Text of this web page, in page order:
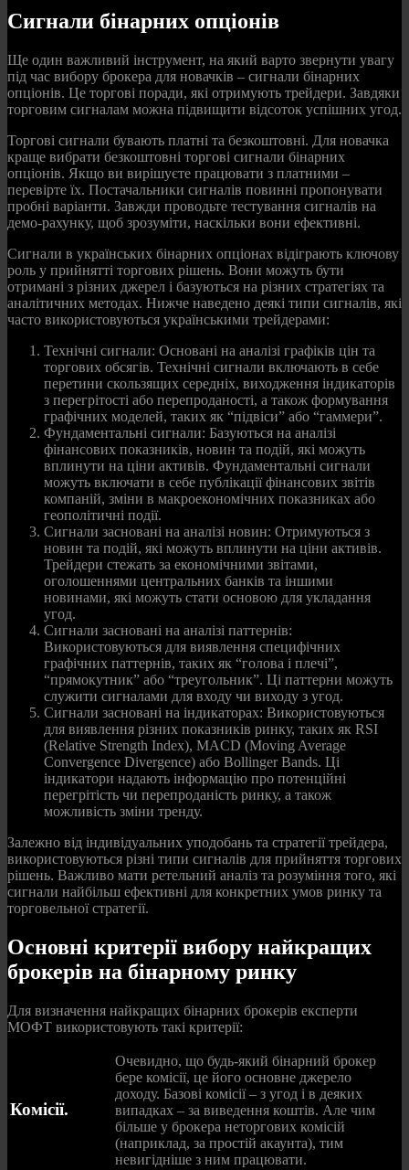
Сигнали бінарних опціонів
Ще один важливий інструмент, на який варто звернути увагу
під час вибору брокера для новачків – сигнали бінарних
опціонів. Це торгові поради, які отримують трейдери. Завдяки
торговим сигналам можна підвищити відсоток успішних угод.
Торгові сигнали бувають платні та безкоштовні. Для новачка
краще вибрати безкоштовні торгові сигнали бінарних
опціонів. Якщо ви вирішуєте працювати з платними –
перевірте їх. Постачальники сигналів повинні пропонувати
пробні варіанти. Завжди проводьте тестування сигналів на
демо-рахунку, щоб зрозуміти, наскільки вони ефективні.
Сигнали в українських бінарних опціонах відіграють ключову
роль у прийнятті торгових рішень. Вони можуть бути
отримані з різних джерел і базуються на різних стратегіях та
аналітичних методах. Нижче наведено деякі типи сигналів, які
часто використовуються українськими трейдерами:
Технічні сигнали: Основані на аналізі графіків цін та
торгових обсягів. Технічні сигнали включають в себе
перетини скользящих середніх, виходження індикаторів
з перегрітості або перепроданості, а також формування
графічних моделей, таких як “підвіси” або “гаммери”.
Фундаментальні сигнали: Базуються на аналізі
фінансових показників, новин та подій, які можуть
вплинути на ціни активів. Фундаментальні сигнали
можуть включати в себе публікації фінансових звітів
компаній, зміни в макроекономічних показниках або
геополітичні події.
Сигнали засновані на аналізі новин: Отримуються з
новин та подій, які можуть вплинути на ціни активів.
Трейдери стежать за економічними звітами,
оголошеннями центральних банків та іншими
новинами, які можуть стати основою для укладання
угод.
Сигнали засновані на аналізі паттернів:
Використовуються для виявлення специфічних
графічних паттернів, таких як “голова і плечі”,
“прямокутник” або “треугольник”. Ці паттерни можуть
служити сигналами для входу чи виходу з угод.
Сигнали засновані на індикаторах: Використовуються
для виявлення різних показників ринку, таких як RSI
(Relative Strength Index), MACD (Moving Average
Convergence Divergence) або Bollinger Bands. Ці
індикатори надають інформацію про потенційні
перегрітість чи перепроданість ринку, а також
можливість зміни тренду.
Залежно від індивідуальних уподобань та стратегії трейдера,
використовуються різні типи сигналів для прийняття торгових
рішень. Важливо мати ретельний аналіз та розуміння того, які
сигнали найбільш ефективні для конкретних умов ринку та
торговельної стратегії.
Основні критерії вибору найкращих
брокерів на бінарному ринку
Для визначення найкращих бінарних брокерів експерти
МОФТ використовують такі критерії:
Комісії.
Очевидно, що будь-який бінарний брокер
бере комісії, це його основне джерело
доходу. Базові комісії – з угод і в деяких
випадках – за виведення коштів. Але чим
більше у брокера неторгових комісій
(наприклад, за простій акаунта), тим
невигідніше з ним працювати.